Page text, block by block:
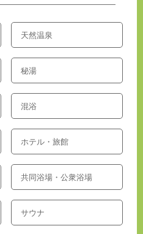
天然温泉
秘湯
混浴
ホテル・旅館
共同浴場・公衆浴場
サウナ